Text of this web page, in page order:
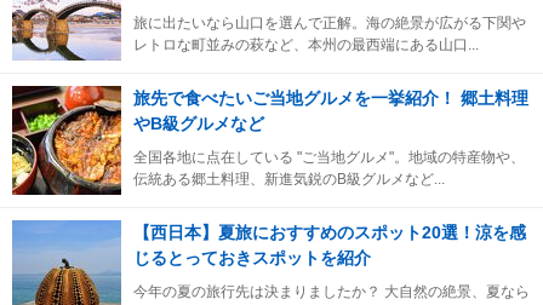
旅に出たいなら山口を選んで正解。海の絶景が広がる下関や
レトロな町並みの萩など、本州の最西端にある山口...
旅先で食べたいご当地グルメを一挙紹介！ 郷土料理
やB級グルメなど
全国各地に点在している "ご当地グルメ"。地域の特産物や、
伝統ある郷土料理、新進気鋭のB級グルメなど...
【西日本】夏旅におすすめのスポット20選！涼を感
じるとっておきスポットを紹介
今年の夏の旅行先は決まりましたか？ 大自然の絶景、夏なら